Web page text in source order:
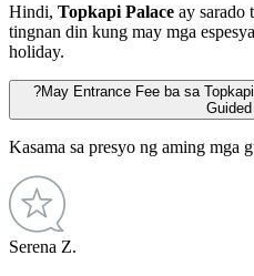
Hindi, Topkapi Palace ay sarado
tingnan din kung may mga
holiday.
?May Entrance Fee ba sa
Kasama sa presyo ng aming mga
Serena Z.